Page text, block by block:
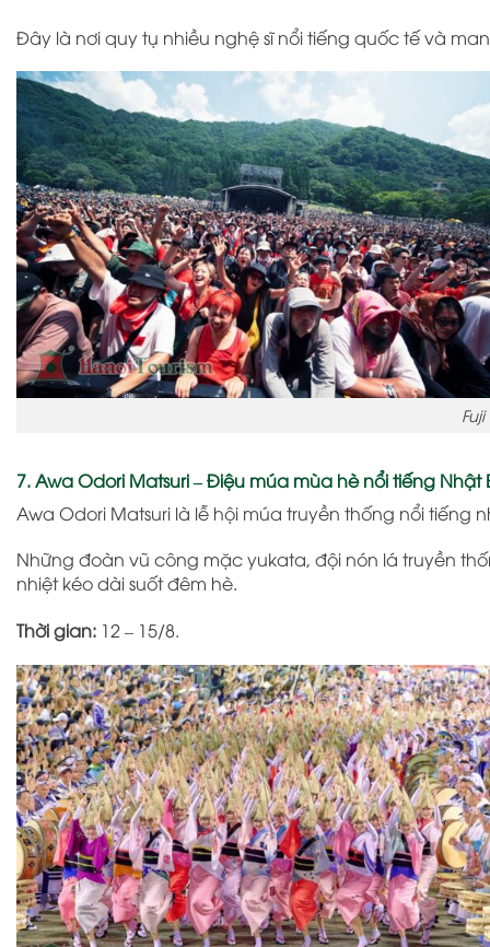
Đây là nơi quy tụ nhiều nghệ sĩ nổi tiếng quốc tế và
7. Awa Odori Matsuri – Điệu múa mùa hè nổi tiếng Nhật
Awa Odori Matsuri là lễ hội múa truyền thống nổi tiếng
Những đoàn vũ công mặc yukata, đội nón lá truyền
nhiệt kéo dài suốt đêm hè.
Thời gian: 12 – 15/8.